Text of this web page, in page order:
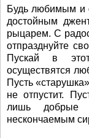
Будь любимым и
достойным
рыцарем. С
отпразднуйте
Пускай в
осуществятся
Пусть
не отпустит.
лишь добрые
нескончаемым